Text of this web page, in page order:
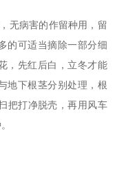
无病害的作留种用，留
的可适当摘除一部分细
，先红后白，立冬才能
地下根茎分别处理，根
把打净脱壳，再用风车